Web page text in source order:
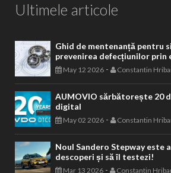
Ultimele articole
Ghid de mentenanță pentru
prevenirea defecțiunilor prin
May 12 2026 - Constantin
AUMOVIO sărbătorește 20
digital
May 02 2026 - Constantin
Noul Sandero Stepway este
descoperi și să îl testezi!
Mar 13 2026 - Constantin